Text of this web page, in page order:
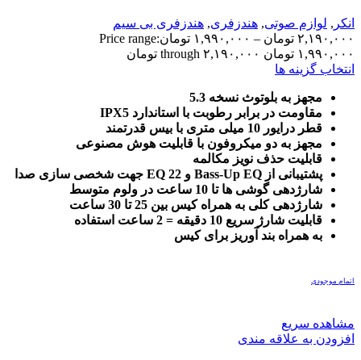
انکر , لوازم صوتی, هندزفری, هندزفری بی سیم
۲,۱۹۰,۰۰۰ تومان – ۱,۹۹۰,۰۰۰ تومانPrice range:
۱,۹۹۰,۰۰۰ تومان through ۲,۱۹۰,۰۰۰ تومان
انتخاب گزینه ها
مجهز به بلوتوث نسخه 5.3
مقاومت در برابر رطوبت با استاندارد IPX5
قطر درایور 10 میلی متری با بیس قدرتمند
مجهز به دو میکروفون با قابلیت هوش مصنوعی
قابلیت حذف نویز مکالمه
پشتیبانی از Bass-Up EQ و 22 EQ جهت شخصی سازی صدا
شارژدهی گوشی ها تا 10 ساعت در ولوم متوسط
شارژدهی کلی به همراه کیس بین 25 تا 30 ساعت
قابلیت شارژ سریع 10 دقیقه = 2 ساعت استفاده
به همراه بند آوریز برای کیس
اتمام موجودی
مشاهده سریع
افزودن به علاقه مندی